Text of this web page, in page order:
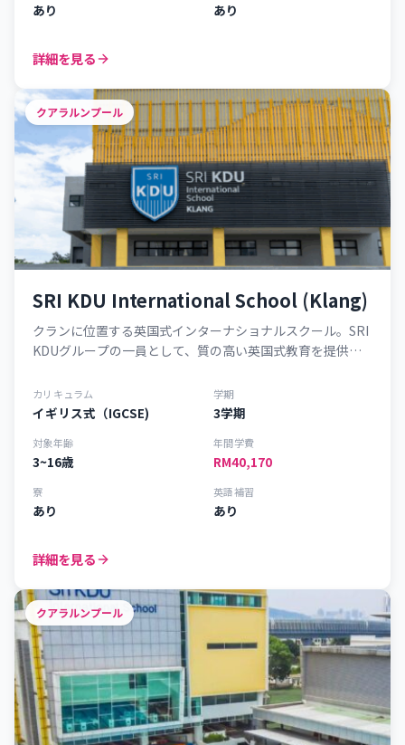
あり あり
詳細を見る
クアラルンプール
SRI KDU International School (Klang)
クランに位置する英国式インターナショナルスクール。SRI
KDUグループの一員として、質の高い英国式教育を提供し
カリキュラム
イギリス式（IGCSE)
学期
3学期
対象年齢
3~16歳
年間学費
RM40,170
寮
あり
英語補習
あり
詳細を見る
クアラルンプール